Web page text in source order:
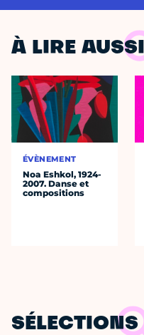
À LIRE AUSSI
ÉVÈNEMENT
Noa Eshkol, 1924-
2007. Danse et
compositions
SÉLECTIONS